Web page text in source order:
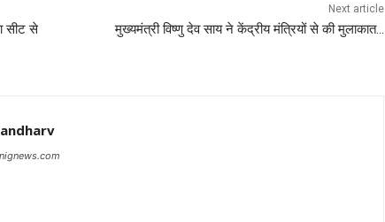
सीट से
Next article
मुख्यमंत्री विष्णु देव साय ने केंद्रीय मंत्रियों से की मुलाकात…